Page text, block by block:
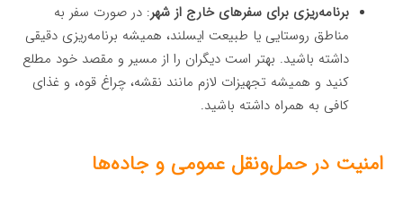
برنامه‌ریزی برای سفرهای خارج از شهر: در صورت سفر به
مناطق روستایی یا طبیعت ایسلند، همیشه برنامه‌ریزی دقیقی
داشته باشید. بهتر است دیگران را از مسیر و مقصد خود مطلع
کنید و همیشه تجهیزات لازم مانند نقشه، چراغ قوه، و غذای
کافی به همراه داشته باشید.
امنیت در حمل‌ونقل عمومی و جاده‌ها